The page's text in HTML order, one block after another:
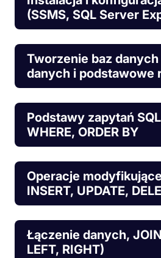
(SSMS, SQL Server
Tworzenie baz
danych i podstawowe
Podstawy zapytań
WHERE, ORDER BY
Operacje
INSERT, UPDATE,
Łączenie danych,
LEFT, RIGHT)